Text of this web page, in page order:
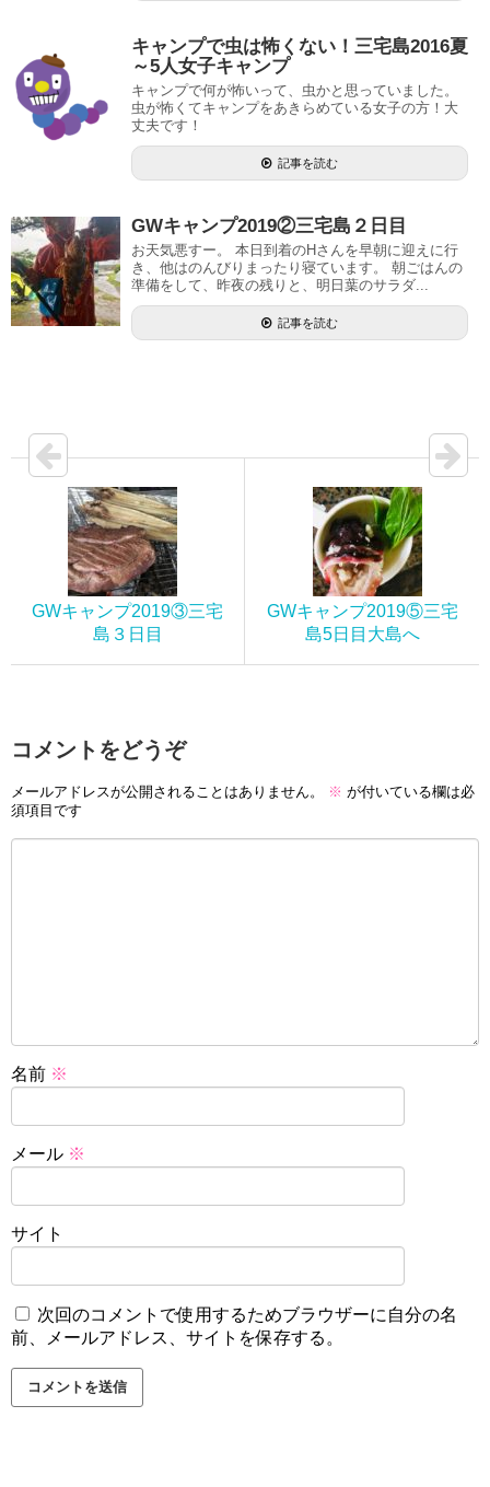
キャンプで虫は怖くない！三宅島2016夏
～5人女子キャンプ
キャンプで何が怖いって、虫かと思っていました。
虫が怖くてキャンプをあきらめている女子の方！大
丈夫です！
記事を読む
GWキャンプ2019②三宅島２日目
お天気悪すー。 本日到着のHさんを早朝に迎えに行
き、他はのんびりまったり寝ています。 朝ごはんの
準備をして、昨夜の残りと、明日葉のサラダ...
記事を読む
GWキャンプ2019③三宅
島３日目
GWキャンプ2019⑤三宅
島5日目大島へ
コメントをどうぞ
メールアドレスが公開されることはありません。 ※ が付いている欄は必
須項目です
名前 ※
メール ※
サイト
次回のコメントで使用するためブラウザーに自分の名
前、メールアドレス、サイトを保存する。